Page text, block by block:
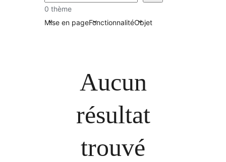
0 thème
Mise en pageFonctionnalitéObjet
Aucun
résultat
trouvé